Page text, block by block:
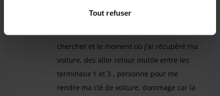
Tout refuser
moment où la navette est venue me
chercher et le moment où j'ai récupéré ma
voiture, des aller retour inutile entre les
terminaux 1 et 3 , personne pour me
rendre ma clé de voiture, dommage car la